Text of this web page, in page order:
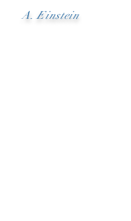
A. Einstein